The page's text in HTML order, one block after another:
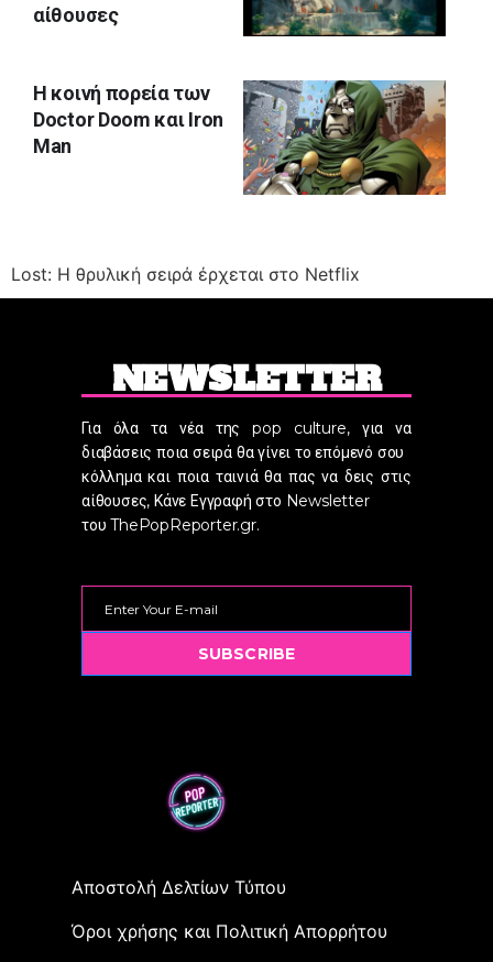
αίθουσες
Η κοινή πορεία των
Doctor Doom και Iron
Man
Lost: Η θρυλική σειρά έρχεται στο Netflix
NEWSLETTER
Για όλα τα νέα της pop culture, για να
διαβάσεις ποια σειρά θα γίνει το επόμενό σου
κόλλημα και ποια ταινιά θα πας να δεις στις
αίθουσες, Κάνε Εγγραφή στο Newsletter
του ThePopReporter.gr.
SUBSCRIBE
Αποστολή Δελτίων Τύπου
Όροι χρήσης και Πολιτική Απορρήτου